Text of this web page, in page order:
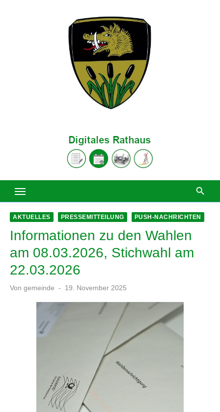
AKTUELLES PRESSEMITTEILUNG PUSH-NACHRICHTEN
Informationen zu den Wahlen
am 08.03.2026, Stichwahl am
22.03.2026
Von gemeinde
Veröffentlicht
19. November 2025